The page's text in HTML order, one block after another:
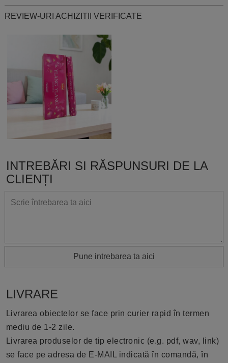
REVIEW-URI ACHIZITII VERIFICATE
INTREBĂRI SI RĂSPUNSURI DE LA
CLIENȚI
Pune intrebarea ta aici
LIVRARE
Livrarea obiectelor se face prin curier rapid în termen
mediu de 1-2 zile.
Livrarea produselor de tip electronic (e.g. pdf, wav, link)
se face pe adresa de E-MAIL indicată în comandă, în